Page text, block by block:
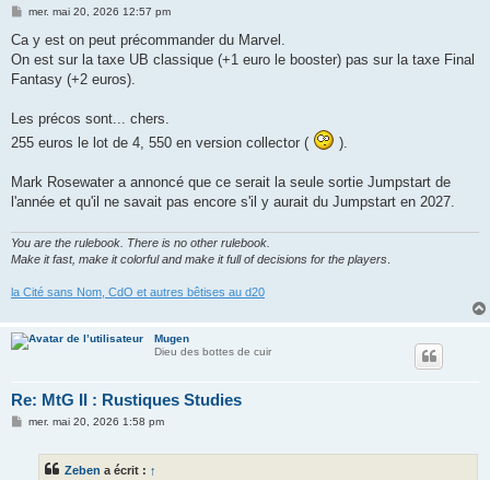
M
s
a
g
mer. mai 20, 2026 12:57 pm
Ca y est on peut précommander du Marvel.
On est sur la taxe UB classique (+1 euro le booster) pas sur la taxe Final
Fantasy (+2 euros).
Les précos sont... chers.
255 euros le lot de 4, 550 en version collector (
).
Mark Rosewater a annoncé que ce serait la seule sortie Jumpstart de
l'année et qu'il ne savait pas encore s'il y aurait du Jumpstart en 2027.
You are the rulebook. There is no other rulebook.
Make it fast, make it colorful and make it full of decisions for the players
la Cité sans Nom, CdO et autres bêtises au d20
Mugen
Dieu des bottes de cuir
Re: MtG II : Rustiques Studies
Mmer. mai 20, 2026 1:58 pm
Zeben a écrit : ↑